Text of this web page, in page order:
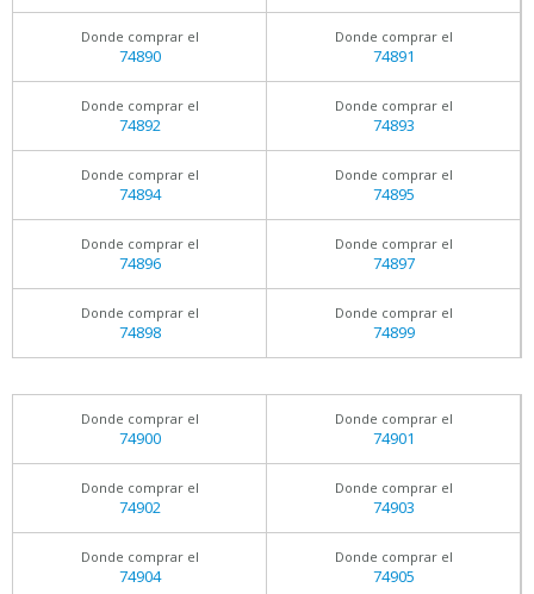
Donde comprar el
74890
Donde comprar el
74891
Donde comprar el
74892
Donde comprar el
74893
Donde comprar el
74894
Donde comprar el
74895
Donde comprar el
74896
Donde comprar el
74897
Donde comprar el
74898
Donde comprar el
74899
Donde comprar el
74900
Donde comprar el
74901
Donde comprar el
74902
Donde comprar el
74903
Donde comprar el
74904
Donde comprar el
74905